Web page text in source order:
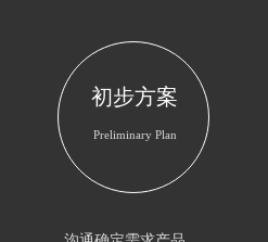
初步方案
Preliminary Plan